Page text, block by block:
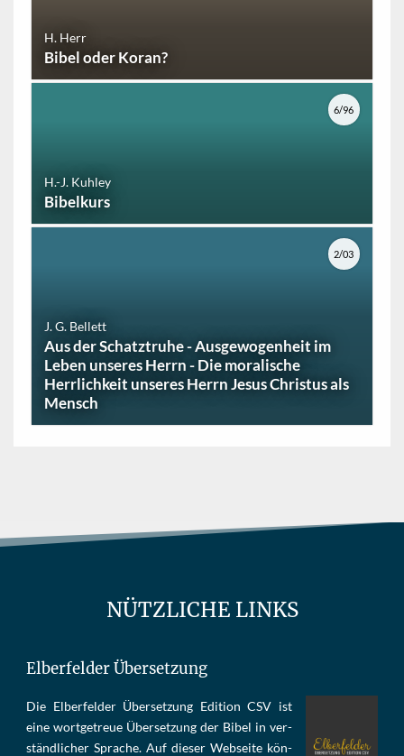
H. Herr
Bibel oder Koran?
H.-J. Kuhley
Bibelkurs
6/96
J. G. Bellett
Aus der Schatztruhe - Ausgewogenheit im
Leben unseres Herrn - Die moralische
Herrlichkeit unseres Herrn Jesus Christus als
Mensch
2/03
NÜTZLICHE LINKS
Elberfelder Übersetzung
Die Elber­fel­der Über­set­zung Edi­tion CSV ist
eine wort­ge­treue Über­set­zung der Bi­bel in ver­
ständ­li­cher Spra­che. Auf die­ser Web­sei­te kön­